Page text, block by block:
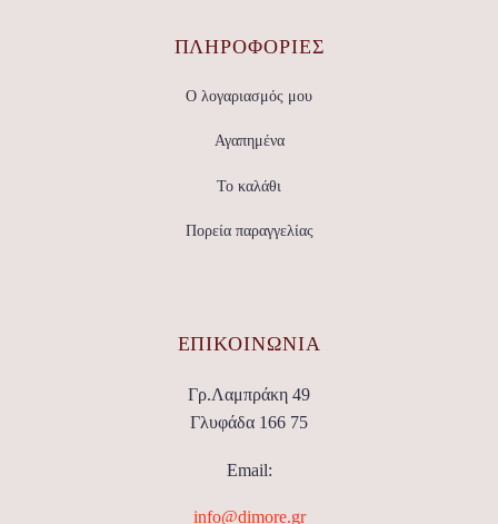
ΠΛΗΡΟΦΟΡΙΕΣ
Ο λογαριασμός μου
Αγαπημένα
Το καλάθι
Πορεία παραγγελίας
ΕΠΙΚΟΙΝΩΝΊΑ
Γρ.Λαμπράκη 49
Γλυφάδα 166 75
Email:
info@dimore.gr